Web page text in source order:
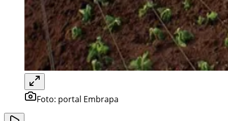
Foto: portal Embrapa